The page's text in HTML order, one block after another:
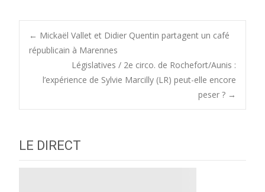
Post
navigation
← Mickaël Vallet et Didier Quentin partagent un café
républicain à Marennes
Législatives / 2e circo. de Rochefort/Aunis :
l’expérience de Sylvie Marcilly (LR) peut-elle encore
peser ? →
LE DIRECT